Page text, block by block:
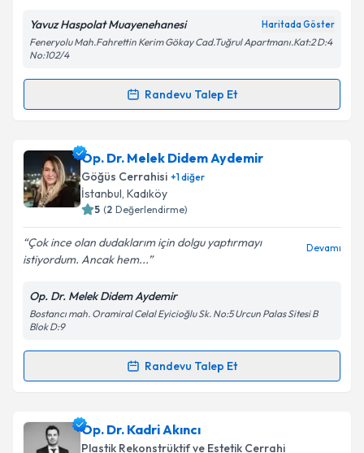
Kişisel verilerimin işlenmesine ilişkinAydınlatma
kapsamda işlenmesini kabul ediyorum.
Yavuz Haspolat Muayenehanesi Haritada Göster
Feneryolu Mah.Fahrettin Kerim Gökay Cad.Tuğrul Apartmanı.Kat:2 D:4
No:102/4
Randevu Talep Et
Randevu Takvimi Talebi
Op. Dr. Yavuz Haspolatiçin randevu takvimi talebi
oluşturun. Size bu uzmandan randevu almanız için bir
takvim hazırlandığında e-posta ile bilgilendireceğiz.
Kişisel verilerimin işlenmesine ilişkin
Metni'ni okudum ve kişisel verilerimin belirtilen
Takvim Talebini Gönder
Op. Dr. Melek Didem Aydemir
Göğüs Cerrahisi +1diğer
İstanbul, Kadıköy
5 (2 Değerlendirme)
Çok ince olan dudaklarım için dolgu yaptırmayı
istiyordum. Ancak hem...
Devamı
Op. Dr. Melek Didem Aydemir
Bostancı mah. Oramiral Celal Eyicioğlu Sk. No:5 Urcun Palas Sitesi B
Blok D:9
Randevu Talep Et
Randevu Takvimi Talebi
Op. Dr. Melek Didem Aydemir
talebi oluşturun. Size bu uzmandan randevu almanız
Op. Dr. Kadri Akıncı
Plastik Rekonstrüktif ve Estetik Cerrahi